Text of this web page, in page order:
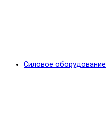
Силовое оборудование